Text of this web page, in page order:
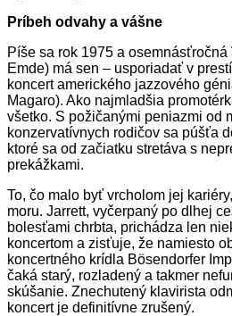
Príbeh odvahy a vášne
Píše sa rok 1975 a osemnásťročná
Emde) má sen – usporiadať v
koncert amerického jazzového
Magaro). Ako najmladšia
všetko. S požičanými peniazmi od
konzervatívnych rodičov sa púšťa
ktoré sa od začiatku stretáva s
prekážkami.
To, čo malo byť vrcholom jej
moru. Jarrett, vyčerpaný po dlhej
bolesťami chrbta, prichádza len
koncertom a zisťuje, že namiesto
koncertného krídla Bösendorfer
čaká starý, rozladený a takmer
skúšanie. Znechutený klavirista
koncert je definitívne zrušený.